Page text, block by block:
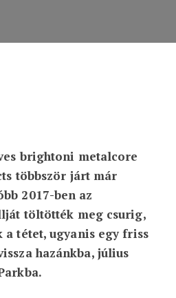
új albumát
brightoni metalcore
többször járt már
2017-ben az
töltötték meg csurig,
tétet, ugyanis egy friss
hazánkba, július